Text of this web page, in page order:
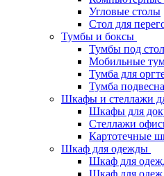
Угловые столы
Стол для
Тумбы и боксы
Тумбы под стол
Мобильные
Тумба для
Тумба
Шкафы и стеллажи
Шкафы для
Стеллажи
Картотечные
Шкаф для одежды
Шкаф для
Шкаф для